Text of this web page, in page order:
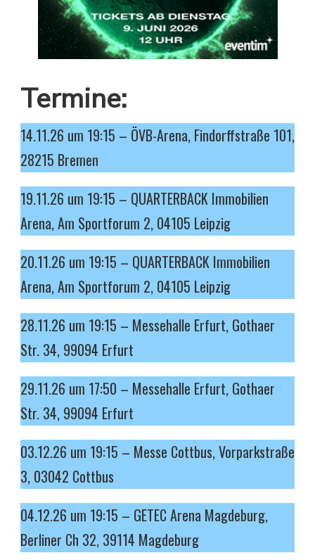
Termine:
14.11.26 um 19:15 – ÖVB-Arena, Findorffstraße 101,
28215 Bremen
19.11.26 um 19:15 – QUARTERBACK Immobilien
Arena, Am Sportforum 2, 04105 Leipzig
20.11.26 um 19:15 – QUARTERBACK Immobilien
Arena, Am Sportforum 2, 04105 Leipzig
28.11.26 um 19:15 – Messehalle Erfurt, Gothaer
Str. 34, 99094 Erfurt
29.11.26 um 17:50 – Messehalle Erfurt, Gothaer
Str. 34, 99094 Erfurt
03.12.26 um 19:15 – Messe Cottbus, Vorparkstraße
3, 03042 Cottbus
04.12.26 um 19:15 – GETEC Arena Magdeburg,
Berliner Ch 32, 39114 Magdeburg